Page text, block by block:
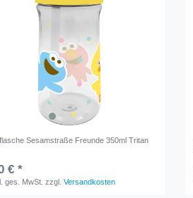
Sesamstraße Freunde 350ml Tritan
€ *
ges. MwSt. zzgl.Versandkosten